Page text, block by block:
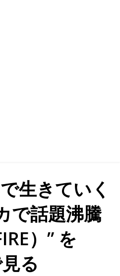
生きていく
で話題沸騰
）” を
る